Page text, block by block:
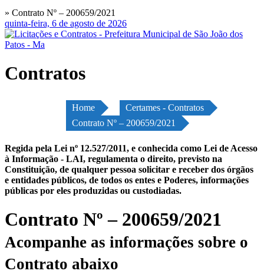
» Contrato Nº – 200659/2021
quinta-feira, 6 de agosto de 2026
Contratos
Home
Certames - Contratos
Contrato Nº – 200659/2021
Regida pela Lei nº 12.527/2011, e conhecida como Lei de Acesso
à Informação - LAI, regulamenta o direito, previsto na
Constituição, de qualquer pessoa solicitar e receber dos órgãos
e entidades públicos, de todos os entes e Poderes, informações
públicas por eles produzidas ou custodiadas.
Contrato Nº – 200659/2021
Acompanhe as informações sobre o
Contrato abaixo